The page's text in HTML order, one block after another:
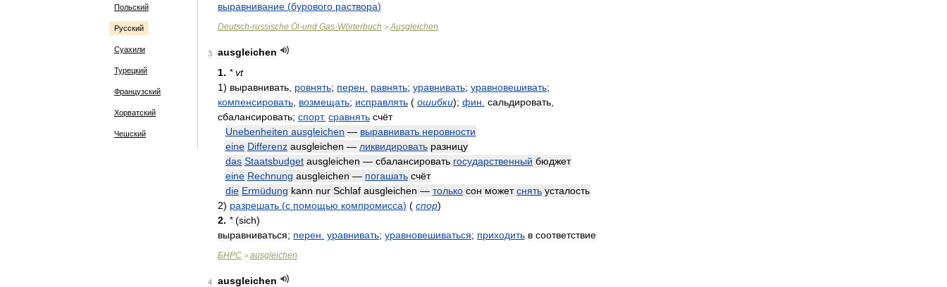
Польский
Русский
Суахили
Турецкий
Французский
Хорватский
Чешский
выравнивание (бурового раствора)
Deutsch-russische Öl-und Gas-Wörterbuch > Ausgleichen
3
ausgleichen
1. *vt
1) выравнивать ровнять; перен равнять; уравнивать; уравновешивать;
компенсировать возмещать; исправлять ( ошибки); фин сальдировать
сбалансировать; спорт. сравнять счёт
Unebenheiten ausgleichen — выравнивать неровности
eine Differenz ausgleichen — ликвидировать разницу
das Staatsbudget ausgleichen — сбалансировать государственный бюджет
eine Rechnung ausgleichen — погашать счёт
die Ermüdung kann nur Schlaf ausgleichen — только сон может снять усталость
2) разрешать (с помощью компромисса) ( спор)
2. *(sich)
выравниваться; перен уравнивать; уравновешиваться; приходить в соответствие
БНРС > ausgleichen
4 ausgleichen